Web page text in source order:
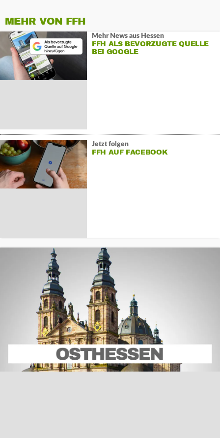
MEHR VON FFH
Mehr News aus Hessen
FFH ALS BEVORZUGTE QUELLE
BEI GOOGLE
Jetzt folgen
FFH AUF FACEBOOK